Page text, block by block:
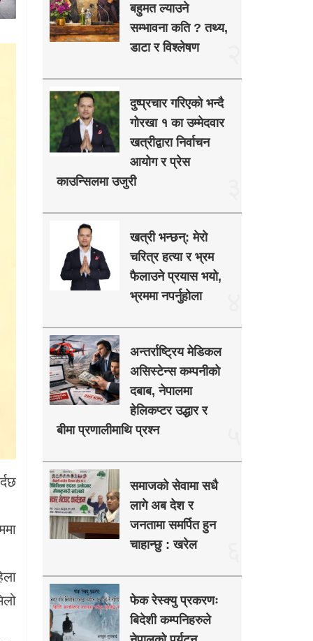
बहुमत ल्याउने
सम्भावना कति ? तथ्य,
डाटा र विश्लेषण
दुष्प्रचार गरिएको भन्दै
गोरखा १ का उम्मेदवार
खत्रीद्वारा निर्वाचन
आयोग र प्रेस
काउन्सिलमा उजुरी
खत्री भन्छन्: मेरो
चरित्र हत्या र भ्रम
फैलाउने प्रयास भयो,
भ्रममा नपर्नुहोला
अन्तर्राष्ट्रिय मेडिकल
असिस्टेन्स कम्पनीको
दबाब, नेपालमा
हेलिकप्टर उद्धार र
बीमा प्रणालीमाथि प्रश्न
समाजको सेवामा सधै
लागे अब देश र
जनतामा समर्पित हुन
चाहान्छु : खरेल
फेक रेस्क्यु प्रकरणः
बिदेशी कम्पनिहरुले